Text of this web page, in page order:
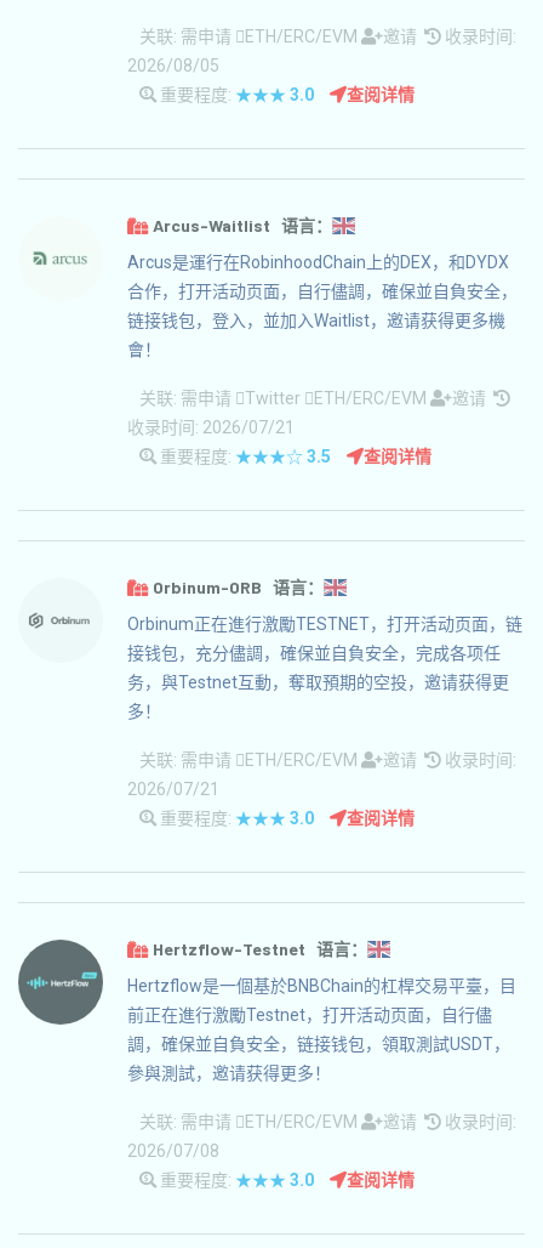
关联: 需申请 ETH/ERC/EVM 邀请
收录时间:
2026/08/05
重要程度: ★★★ 3.0 查阅详情
Arcus-Waitlist 语言：
Arcus是運行在RobinhoodChain上的DEX，和DYDX
合作，打开活动页面，自行儘調，確保並自負安全，
链接钱包，登入，並加入Waitlist，邀请获得更多機
會！
关联: 需申请 Twitter ETH/ERC/EVM
邀请
收录时间: 2026/07/21
重要程度: ★★★☆3.5 查阅详情
Orbinum-ORB 语言：
Orbinum正在進行激勵TESTNET，打开活动页面，链
接钱包，充分儘調，確保並自負安全，完成各项任
务，與Testnet互動，奪取預期的空投，邀请获得更
多！
关联: 需申请 ETH/ERC/EVM 邀请
收录时间:
2026/07/21
重要程度: ★★★ 3.0 查阅详情
Hertzflow-Testnet 语言：
Hertzflow是一個基於BNBChain的杠桿交易平臺，目
前正在進行激勵Testnet，打开活动页面，自行儘
調，確保並自負安全，链接钱包，領取測試USDT，
參與測試，邀请获得更多！
关联: 需申请 ETH/ERC/EVM 邀请
收录时间:
2026/07/08
重要程度: ★★★ 3.0 查阅详情